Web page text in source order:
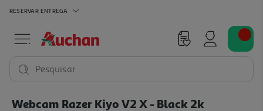
RESERVAR ENTREGA
Pesquisar
Webcam Razer Kiyo V2 X - Black 2k